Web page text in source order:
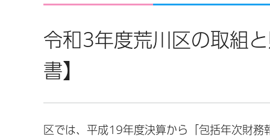
令和3年度荒川区の取組
書】
区では、平成19年度決算から「包括年次財